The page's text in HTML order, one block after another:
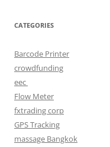
CATEGORIES
Barcode Printer
crowdfunding
eec
Flow Meter
fxtrading corp
GPS Tracking
massage Bangkok